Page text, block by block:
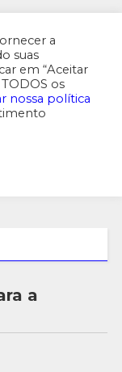
a
a
suas
em “Aceitar
os
nossa política